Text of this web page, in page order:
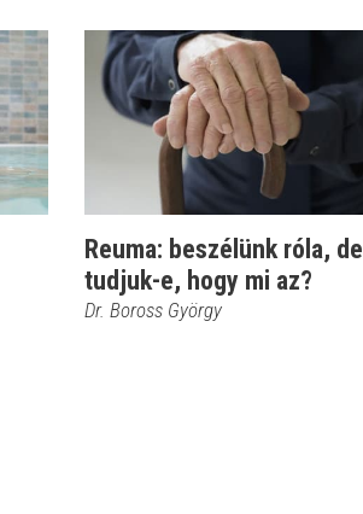
Reuma: beszélünk róla, de
tudjuk-e, hogy mi az?
Dr. Boross György